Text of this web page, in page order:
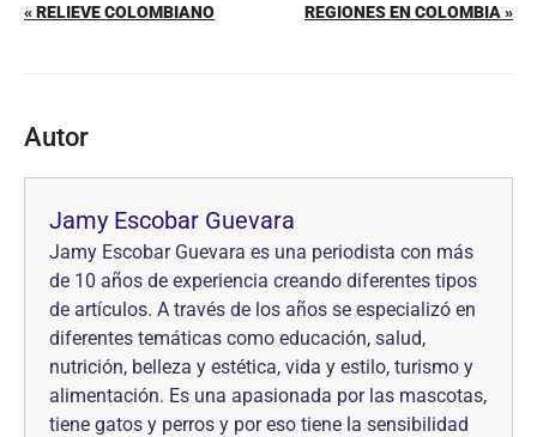
« RELIEVE COLOMBIANO REGIONES EN COLOMBIA »
Autor
Jamy Escobar Guevara
Jamy Escobar Guevara es una periodista con más
de 10 años de experiencia creando diferentes tipos
de artículos. A través de los años se especializó en
diferentes temáticas como educación, salud,
nutrición, belleza y estética, vida y estilo, turismo y
alimentación. Es una apasionada por las mascotas,
tiene gatos y perros y por eso tiene la sensibilidad